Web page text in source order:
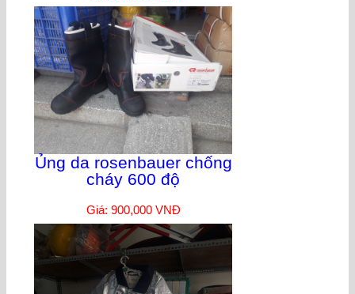
Ủng da rosenbauer chống
cháy 600 độ
Giá: 900,000 VNĐ